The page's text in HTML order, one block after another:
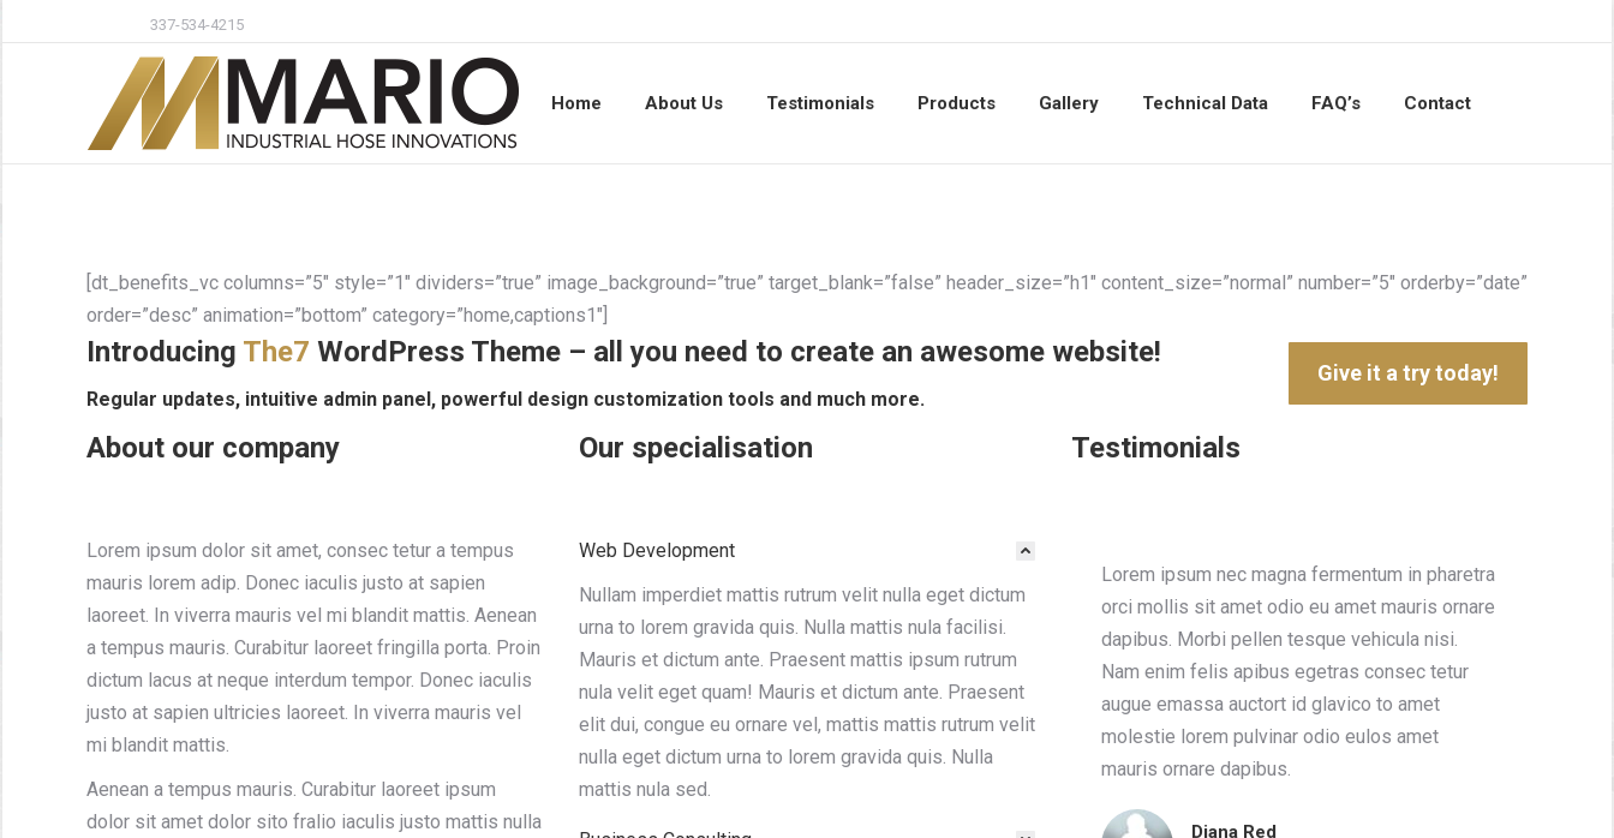
337-534-4215
Home About Us Testimonials Products Gallery Technical Data FAQ’s Contact
[dt_benefits_vc columns=”5″ style=”1″ dividers=”true” image_background=”true” target_blank=”false” header_size=”h1″ content_size=”normal” number=”5″ orderby=”date”
order=”desc” animation=”bottom” category=”home,captions1″]
Introducing The7 WordPress Theme – all you need to create an awesome website!
Regular updates, intuitive admin panel, powerful design customization tools and much more.
Give it a try today!
About our company
Lorem ipsum dolor sit amet, consec tetur a tempus
mauris lorem adip. Donec iaculis justo at sapien
laoreet. In viverra mauris vel mi blandit mattis. Aenean
a tempus mauris. Curabitur laoreet fringilla porta. Proin
dictum lacus at neque interdum tempor. Donec iaculis
justo at sapien ultricies laoreet. In viverra mauris vel
mi blandit mattis.
Aenean a tempus mauris. Curabitur laoreet ipsum
dolor sit amet dolor sito fralio iaculis justo mattis nulla
Our specialisation
Web Development
Nullam imperdiet mattis rutrum velit nulla eget dictum
urna to lorem gravida quis. Nulla mattis nula facilisi.
Mauris et dictum ante. Praesent mattis ipsum rutrum
nula velit eget quam! Mauris et dictum ante. Praesent
elit dui, congue eu ornare vel, mattis mattis rutrum velit
nulla eget dictum urna to lorem gravida quis. Nulla
mattis nula sed.
Testimonials
felis nisl,
sit amet est.
molestie.
Duis et aliquet mi. Morbi ac felis quis enim
rhoncus venenatis. Praesent pellentesque a
arcu ut eleifend. Nam ac velit quis ante varius
placerat.
molestie ante, ut fringilla purus eros quis
ipsum. Aliquam bibendum, est a semper
malesuada enim et luctus hendre ritnisl libero
molestie lectus. Cras justo non justo venenatis
element. Curabitur sed dui metus. Ut lobortis
nisl at semper tellus tincidunt lorem ipsum
dolor amet communitas.
Lorem ipsum nec magna fermentum in pharetra
orci mollis sit amet odio eu amet mauris ornare
dapibus. Morbi pellen tesque vehicula nisi.
Nam enim felis apibus egetras consec tetur
augue emassa auctort id glavico to amet
molestie lorem pulvinar odio eulos amet
mauris ornare dapibus.
Diana Red